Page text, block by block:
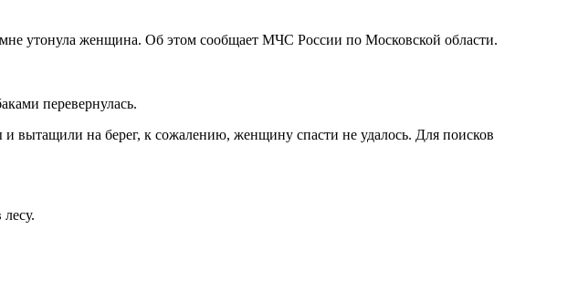
утонула женщина. Об этом сообщает МЧС России по Московской области.
перевернулась.
вытащили на берег, к сожалению, женщину спасти не удалось. Для поисков